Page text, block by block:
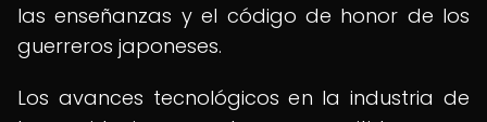
las enseñanzas y el código de honor de los
guerreros japoneses.
Los avances tecnológicos en la industria de